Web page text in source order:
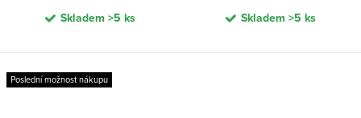
Skladem >5 ks Skladem >5 ks
Poslední možnost nákupu